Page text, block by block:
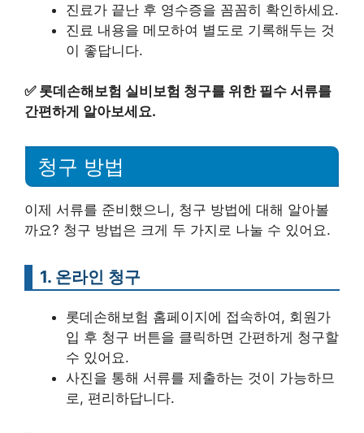
진료가 끝난 후 영수증을 꼼꼼히 확인하세요.
진료 내용을 메모하여 별도로 기록해두는 것
이 좋답니다.
✅ 롯데손해보험 실비보험 청구를 위한 필수 서류를
간편하게 알아보세요.
청구 방법
이제 서류를 준비했으니, 청구 방법에 대해 알아볼
까요? 청구 방법은 크게 두 가지로 나눌 수 있어요.
1. 온라인 청구
롯데손해보험 홈페이지에 접속하여, 회원가
입 후 청구 버튼을 클릭하면 간편하게 청구할
수 있어요.
사진을 통해 서류를 제출하는 것이 가능하므
로, 편리하답니다.